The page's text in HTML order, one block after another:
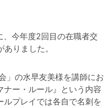
今年度2回目の在職者交
りました。
」の水早友美様を講師にお
ー・ルール』という内容
ルプレイでは各自で名刺を